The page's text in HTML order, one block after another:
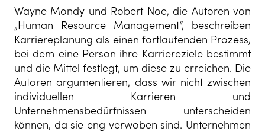
Wayne Mondy und Robert Noe, die Autoren von
„Human Resource Management“, beschreiben
Karriereplanung als einen fortlaufenden Prozess,
bei dem eine Person ihre Karriereziele bestimmt
und die Mittel festlegt, um diese zu erreichen. Die
Autoren argumentieren, dass wir nicht zwischen
individuellen Karrieren und
Unternehmensbedürfnissen unterscheiden
können, da sie eng verwoben sind. Unternehmen